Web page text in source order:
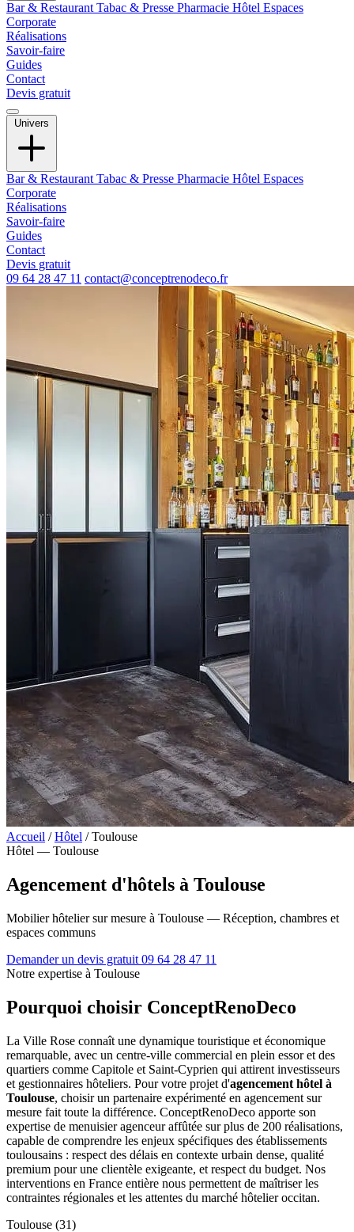
Bar & Restaurant Tabac & Presse Pharmacie Hôtel Espaces
Corporate
Réalisations
Savoir-faire
Guides
Contact
Devis gratuit
Univers
Bar & Restaurant Tabac & Presse Pharmacie Hôtel Espaces
Corporate
Réalisations
Savoir-faire
Guides
Contact
Devis gratuit
09 64 28 47 11 contact@conceptrenodeco.fr
Accueil / Hôtel / Toulouse
Hôtel — Toulouse
Agencement d'hôtels à Toulouse
Mobilier hôtelier sur mesure à Toulouse — Réception, chambres et
espaces communs
Demander un devis gratuit 09 64 28 47 11
Notre expertise à Toulouse
Pourquoi choisir ConceptRenoDeco
La Ville Rose connaît une dynamique touristique et économique
remarquable, avec un centre-ville commercial en plein essor et des
quartiers comme Capitole et Saint-Cyprien qui attirent investisseurs
et gestionnaires hôteliers. Pour votre projet d'agencement hôtel à
Toulouse, choisir un partenaire expérimenté en agencement sur
mesure fait toute la différence. ConceptRenoDeco apporte son
expertise de menuisier agenceur affûtée sur plus de 200 réalisations,
capable de comprendre les enjeux spécifiques des établissements
toulousains : respect des délais en contexte urbain dense, qualité
premium pour une clientèle exigeante, et respect du budget. Nos
interventions en France entière nous permettent de maîtriser les
contraintes régionales et les attentes du marché hôtelier occitan.
Toulouse (31)